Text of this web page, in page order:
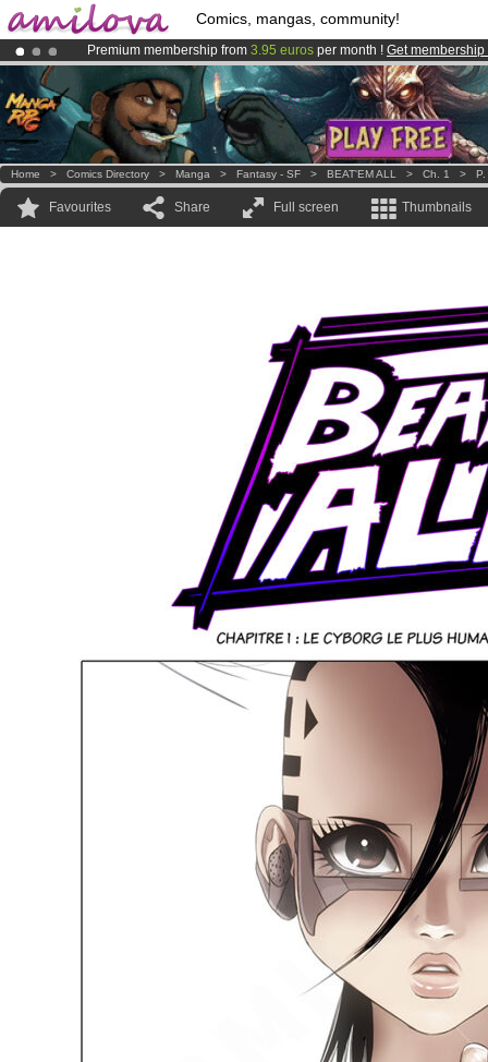
Comics, mangas, community!
Premium membership from 3.95 euros per month ! Get membership
Already 100000membersand 1000comics & mangas!.
AmilovaKickstarter is now LIVE!.
Home > Comics Directory > Manga > Fantasy - SF > BEAT'EM ALL > Ch. 1 > P.
Favourites Share Full screen Thumbnails